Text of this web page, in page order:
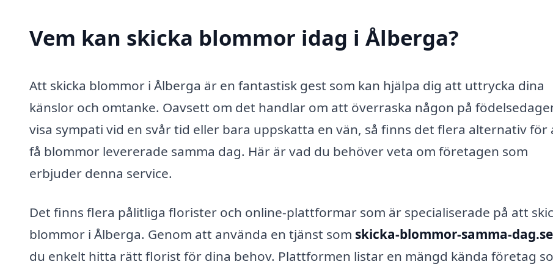
Vem kan skicka blommor idag i Ålberga?
Att skicka blommor i Ålberga är en fantastisk gest som kan hjälpa dig att uttrycka dina
känslor och omtanke. Oavsett om det handlar om att överraska någon på
visa sympati vid en svår tid eller bara uppskatta en vän, så finns det flera alternativ för
få blommor levererade samma dag. Här är vad du behöver veta om företagen som
erbjuder denna service.
Det finns flera pålitliga florister och online-plattformar som är specialiserade på att
blommor i Ålberga. Genom att använda en tjänst som skicka-blommor-samma-dag.se
du enkelt hitta rätt florist för dina behov. Plattformen listar en mängd kända företag